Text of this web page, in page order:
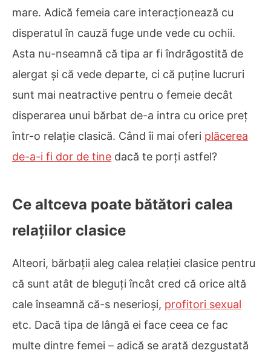
mare. Adică femeia care interacționează cu
disperatul în cauză fuge unde vede cu ochii.
Asta nu-nseamnă că tipa ar fi îndrăgostită de
alergat și că vede departe, ci că puține lucruri
sunt mai neatractive pentru o femeie decât
disperarea unui bărbat de-a intra cu orice preț
într-o relație clasică. Când îi mai oferi plăcerea
de-a-i fi dor de tine dacă te porți astfel?
Ce altceva poate bătători calea
relațiilor clasice
Alteori, bărbații aleg calea relației clasice pentru
că sunt atât de bleguți încât cred că orice altă
cale înseamnă că-s neserioși, profitori sexual
etc. Dacă tipa de lângă ei face ceea ce fac
multe dintre femei – adică se arată dezgustată